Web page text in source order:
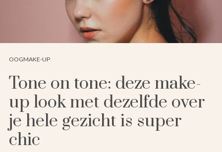
OOGMAKE-UP
Tone on tone: deze make-
up look met dezelfde over
je hele gezicht is super
chic